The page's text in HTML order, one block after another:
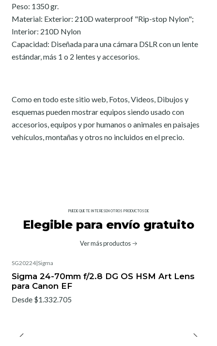
Peso: 1350 gr.
Material: Exterior: 210D waterproof "Rip-stop Nylon";
Interior: 210D Nylon
Capacidad: Diseñada para una cámara DSLR con un lente
estándar, más 1 o 2 lentes y accesorios.
Como en todo este sitio web, Fotos, Videos, Dibujos y
esquemas pueden mostrar equipos siendo usado con
accesorios, equipos y por humanos o animales en paisajes
vehículos, montañas y otros no incluidos en el precio.
PUEDE QUE TE INTERESEN OTROS PRODUCTOS DE
Elegible para envío gratuito
Ver más productos
SG20224|Sigma
Sigma 24-70mm f/2.8 DG OS HSM Art Lens
para Canon EF
Desde $1.332.705